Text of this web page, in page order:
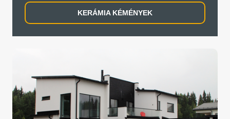
KERÁMIA KÉMÉNYEK